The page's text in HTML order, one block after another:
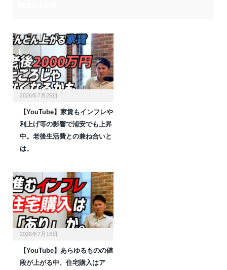
2026年7月26日
【YouTube】家賃もインフレや
利上げ等の影響で浦安でも上昇
中。老後生活費との兼ね合いと
は。
2026年7月16日
【YouTube】あらゆるものの値
段が上がる中、住宅購入はア